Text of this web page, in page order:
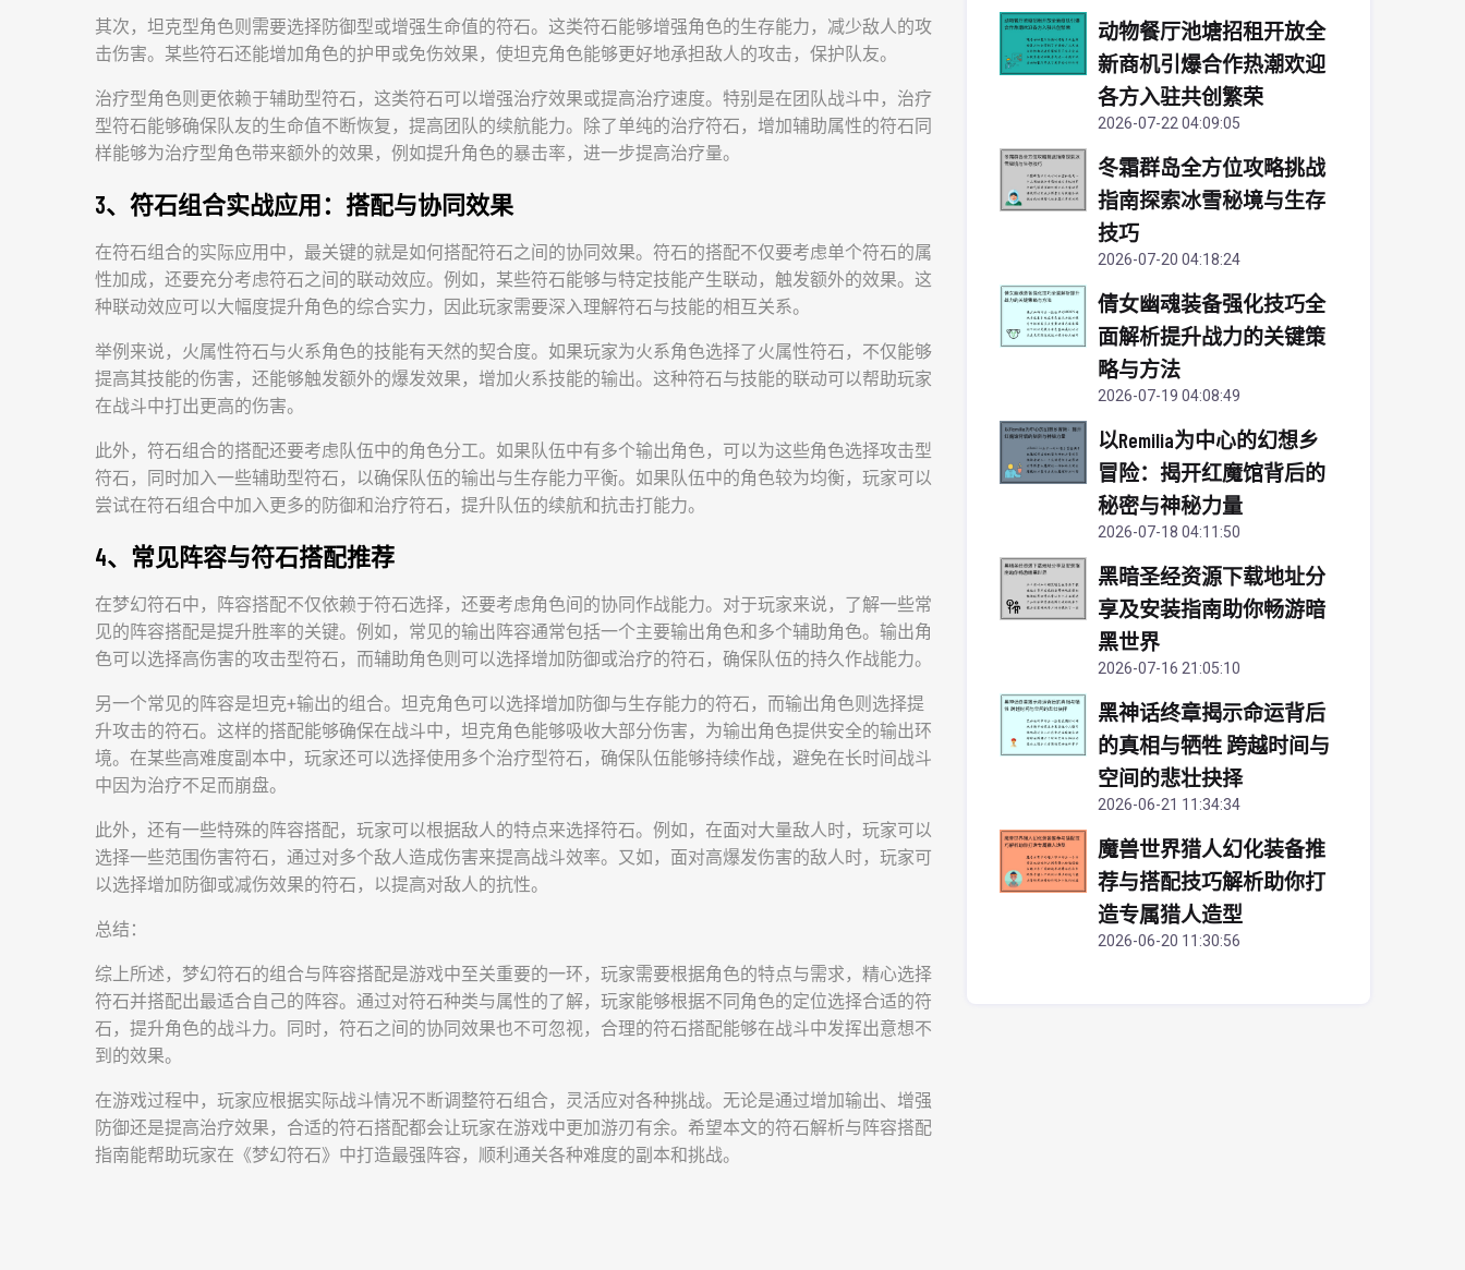
其次，坦克型角色则需要选择防御型或增强生命值的符石。这类符石能够增强角色的生存能力，减少敌人的攻
击伤害。某些符石还能增加角色的护甲或免伤效果，使坦克角色能够更好地承担敌人的攻击，保护队友。
治疗型角色则更依赖于辅助型符石，这类符石可以增强治疗效果或提高治疗速度。特别是在团队战斗中，治疗
型符石能够确保队友的生命值不断恢复，提高团队的续航能力。除了单纯的治疗符石，增加辅助属性的符石同
样能够为治疗型角色带来额外的效果，例如提升角色的暴击率，进一步提高治疗量。
3、符石组合实战应用：搭配与协同效果
在符石组合的实际应用中，最关键的就是如何搭配符石之间的协同效果。符石的搭配不仅要考虑单个符石的属
性加成，还要充分考虑符石之间的联动效应。例如，某些符石能够与特定技能产生联动，触发额外的效果。这
种联动效应可以大幅度提升角色的综合实力，因此玩家需要深入理解符石与技能的相互关系。
举例来说，火属性符石与火系角色的技能有天然的契合度。如果玩家为火系角色选择了火属性符石，不仅能够
提高其技能的伤害，还能够触发额外的爆发效果，增加火系技能的输出。这种符石与技能的联动可以帮助玩家
在战斗中打出更高的伤害。
此外，符石组合的搭配还要考虑队伍中的角色分工。如果队伍中有多个输出角色，可以为这些角色选择攻击型
符石，同时加入一些辅助型符石，以确保队伍的输出与生存能力平衡。如果队伍中的角色较为均衡，玩家可以
尝试在符石组合中加入更多的防御和治疗符石，提升队伍的续航和抗击打能力。
4、常见阵容与符石搭配推荐
在梦幻符石中，阵容搭配不仅依赖于符石选择，还要考虑角色间的协同作战能力。对于玩家来说，了解一些常
见的阵容搭配是提升胜率的关键。例如，常见的输出阵容通常包括一个主要输出角色和多个辅助角色。输出角
色可以选择高伤害的攻击型符石，而辅助角色则可以选择增加防御或治疗的符石，确保队伍的持久作战能力。
另一个常见的阵容是坦克+输出的组合。坦克角色可以选择增加防御与生存能力的符石，而输出角色则选择提
升攻击的符石。这样的搭配能够确保在战斗中，坦克角色能够吸收大部分伤害，为输出角色提供安全的输出环
境。在某些高难度副本中，玩家还可以选择使用多个治疗型符石，确保队伍能够持续作战，避免在长时间战斗
中因为治疗不足而崩盘。
此外，还有一些特殊的阵容搭配，玩家可以根据敌人的特点来选择符石。例如，在面对大量敌人时，玩家可以
选择一些范围伤害符石，通过对多个敌人造成伤害来提高战斗效率。又如，面对高爆发伤害的敌人时，玩家可
以选择增加防御或减伤效果的符石，以提高对敌人的抗性。
总结：
综上所述，梦幻符石的组合与阵容搭配是游戏中至关重要的一环，玩家需要根据角色的特点与需求，精心选择
符石并搭配出最适合自己的阵容。通过对符石种类与属性的了解，玩家能够根据不同角色的定位选择合适的符
石，提升角色的战斗力。同时，符石之间的协同效果也不可忽视，合理的符石搭配能够在战斗中发挥出意想不
到的效果。
在游戏过程中，玩家应根据实际战斗情况不断调整符石组合，灵活应对各种挑战。无论是通过增加输出、增强
防御还是提高治疗效果，合适的符石搭配都会让玩家在游戏中更加游刃有余。希望本文的符石解析与阵容搭配
指南能帮助玩家在《梦幻符石》中打造最强阵容，顺利通关各种难度的副本和挑战。
动物餐厅池塘招租开放全
新商机引爆合作热潮欢迎
各方入驻共创繁荣
2026-07-22 04:09:05
冬霜群岛全方位攻略挑战
指南探索冰雪秘境与生存
技巧
2026-07-20 04:18:24
倩女幽魂装备强化技巧全
面解析提升战力的关键策
略与方法
2026-07-19 04:08:49
以Remilia为中心的幻想乡
冒险：揭开红魔馆背后的
秘密与神秘力量
2026-07-18 04:11:50
黑暗圣经资源下载地址分
享及安装指南助你畅游暗
黑世界
2026-07-16 21:05:10
黑神话终章揭示命运背后
的真相与牺牲 跨越时间与
空间的悲壮抉择
2026-06-21 11:34:34
魔兽世界猎人幻化装备推
荐与搭配技巧解析助你打
造专属猎人造型
2026-06-20 11:30:56